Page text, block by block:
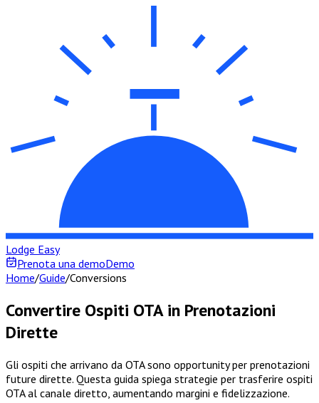
Lodge Easy
Prenota una demoDemo
Home/Guide/Conversions
Convertire Ospiti OTA in Prenotazioni
Dirette
Gli ospiti che arrivano da OTA sono opportunity per prenotazioni
future dirette. Questa guida spiega strategie per trasferire ospiti
OTA al canale diretto, aumentando margini e fidelizzazione.